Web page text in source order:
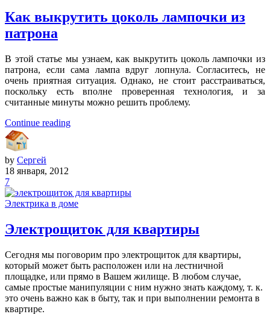
Как выкрутить цоколь лампочки из
патрона
В этой статье мы узнаем, как выкрутить цоколь лампочки из
патрона, если сама лампа вдруг лопнула. Согласитесь, не
очень приятная ситуация. Однако, не стоит расстраиваться,
поскольку есть вполне проверенная технология, и за
считанные минуты можно решить проблему.
Continue reading
by Сергей
18 января, 2012
7
Электрика в доме
Электрощиток для квартиры
Сегодня мы поговорим про электрощиток для квартиры,
который может быть расположен или на лестничной
площадке, или прямо в Вашем жилище. В любом случае,
самые простые манипуляции с ним нужно знать каждому, т. к.
это очень важно как в быту, так и при выполнении ремонта в
квартире.